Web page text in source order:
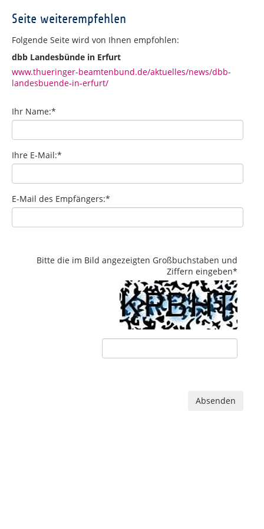
Seite weiterempfehlen
Folgende Seite wird von Ihnen empfohlen:
dbb Landesbünde in Erfurt
www.thueringer-beamtenbund.de/aktuelles/news/dbb-
landesbuende-in-erfurt/
Ihr Name:*
Ihre E-Mail:*
E-Mail des Empfängers:*
Bitte die im Bild angezeigten Großbuchstaben und
Ziffern eingeben*
Absenden